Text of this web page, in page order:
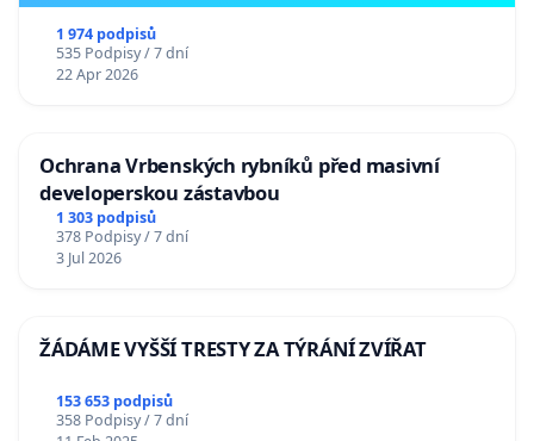
1 974 podpisů
535 Podpisy / 7 dní
22 Apr 2026
Ochrana Vrbenských rybníků před masivní
developerskou zástavbou
1 303 podpisů
378 Podpisy / 7 dní
3 Jul 2026
ŽÁDÁME VYŠŠÍ TRESTY ZA TÝRÁNÍ ZVÍŘAT
153 653 podpisů
358 Podpisy / 7 dní